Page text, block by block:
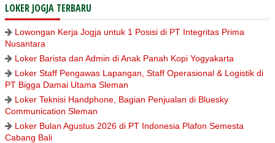
LOKER JOGJA TERBARU
Lowongan Kerja Jogja untuk 1 Posisi di PT Integritas Prima
Nusantara
Loker Barista dan Admin di Anak Panah Kopi Yogyakarta
Loker Staff Pengawas Lapangan, Staff Operasional & Logistik di
PT Bigga Damai Utama Sleman
Loker Teknisi Handphone, Bagian Penjualan di Bluesky
Communication Sleman
Loker Bulan Agustus 2026 di PT Indonesia Plafon Semesta
Cabang Bali